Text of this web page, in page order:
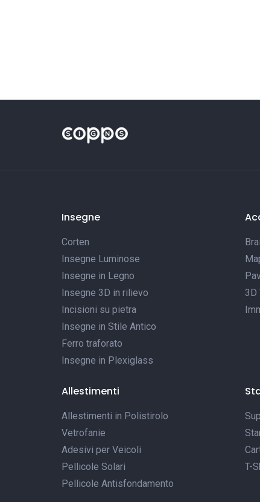
Insegne
Corten
Insegne Luminose
Insegne in Legno
Insegne 3D in rilievo
Incisioni su pietra
Insegne in Stile Antico
Ferro traforato
Insegne in Plexiglass
3D
Allestimenti
Allestimenti in Polistirolo
Vetrofanie
Adesivi per Veicoli
Pellicole Solari
Pellicole Antisfondamento
T-